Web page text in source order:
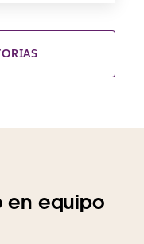
en equipo